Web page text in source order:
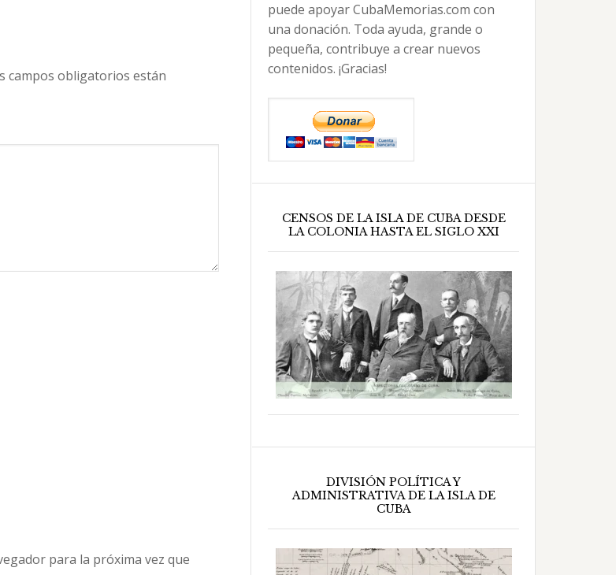
campos obligatorios están
para la próxima vez que
puede apoyar CubaMemorias.com con
una donación. Toda ayuda, grande o
pequeña, contribuye a crear nuevos
contenidos. ¡Gracias!
CENSOS DE LA ISLA DE CUBA DESDE
LA COLONIA HASTA EL SIGLO XXI
DIVISIÓN POLÍTICA Y
ADMINISTRATIVA DE LA ISLA DE
CUBA